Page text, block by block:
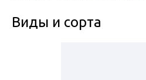
Виды и сорта